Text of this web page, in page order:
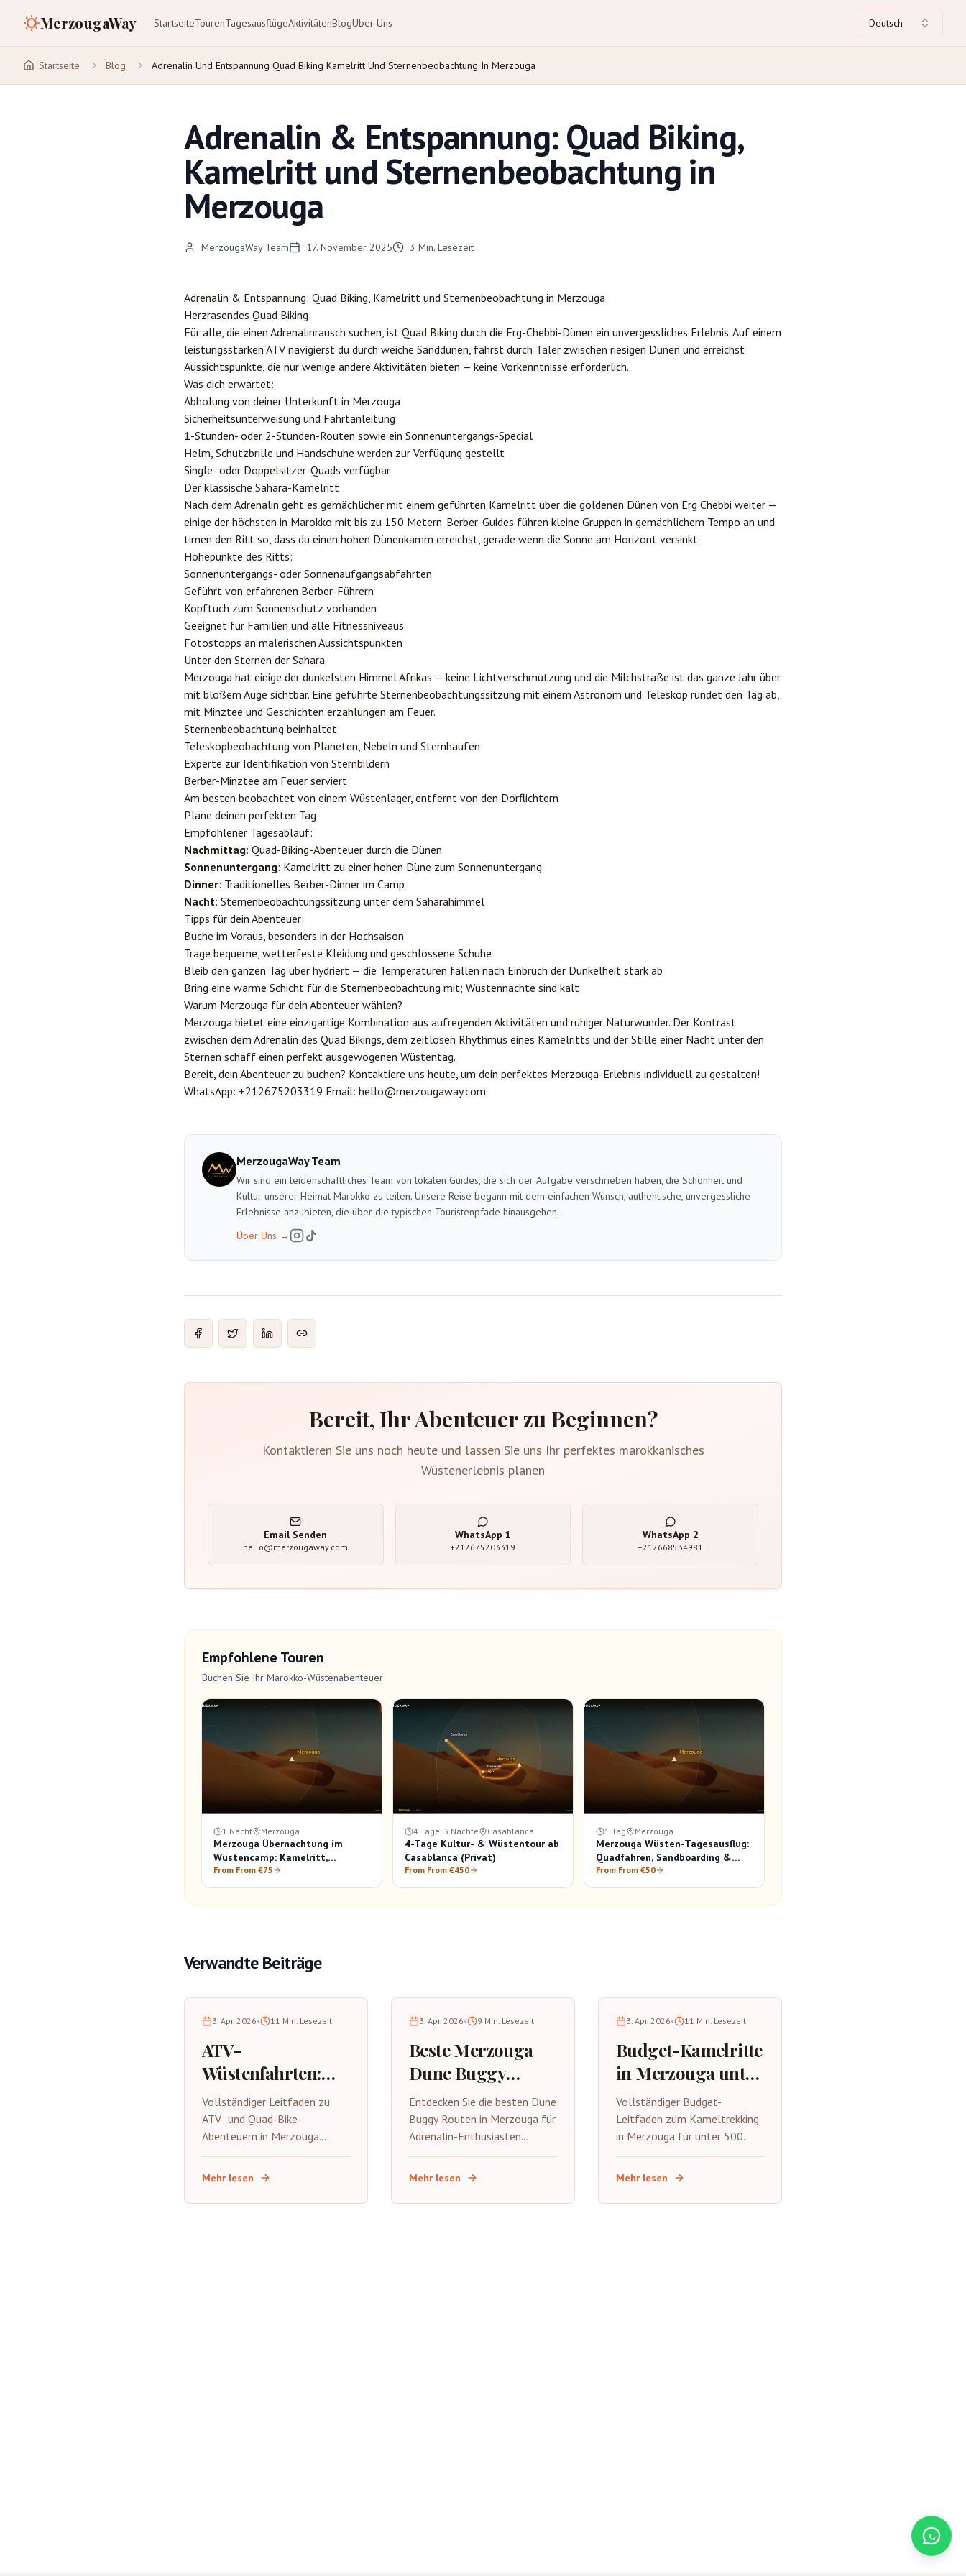
MerzougaWay StartseiteTourenTagesausflügeAktivitätenBlogÜber Uns Deutsch
Startseite Blog Adrenalin Und Entspannung Quad Biking Kamelritt Und Sternenbeobachtung In Merzouga
Adrenalin & Entspannung: Quad Biking,
Kamelritt und Sternenbeobachtung in
Merzouga
MerzougaWay Team 17. November 2025 3 Min. Lesezeit
Adrenalin & Entspannung: Quad Biking, Kamelritt und Sternenbeobachtung in Merzouga
Herzrasendes Quad Biking
Für alle, die einen Adrenalinrausch suchen, ist Quad Biking durch die Erg-Chebbi-Dünen ein unvergessliches Erlebnis. Auf einem
leistungsstarken ATV navigierst du durch weiche Sanddünen, fährst durch Täler zwischen riesigen Dünen und erreichst
Aussichtspunkte, die nur wenige andere Aktivitäten bieten — keine Vorkenntnisse erforderlich.
Was dich erwartet:
Abholung von deiner Unterkunft in Merzouga
Sicherheitsunterweisung und Fahrtanleitung
1-Stunden- oder 2-Stunden-Routen sowie ein Sonnenuntergangs-Special
Helm, Schutzbrille und Handschuhe werden zur Verfügung gestellt
Single- oder Doppelsitzer-Quads verfügbar
Der klassische Sahara-Kamelritt
Nach dem Adrenalin geht es gemächlicher mit einem geführten Kamelritt über die goldenen Dünen von Erg Chebbi weiter —
einige der höchsten in Marokko mit bis zu 150 Metern. Berber-Guides führen kleine Gruppen in gemächlichem Tempo an und
timen den Ritt so, dass du einen hohen Dünenkamm erreichst, gerade wenn die Sonne am Horizont versinkt.
Höhepunkte des Ritts:
Sonnenuntergangs- oder Sonnenaufgangsabfahrten
Geführt von erfahrenen Berber-Führern
Kopftuch zum Sonnenschutz vorhanden
Geeignet für Familien und alle Fitnessniveaus
Fotostopps an malerischen Aussichtspunkten
Unter den Sternen der Sahara
Merzouga hat einige der dunkelsten Himmel Afrikas — keine Lichtverschmutzung und die Milchstraße ist das ganze Jahr über
mit bloßem Auge sichtbar. Eine geführte Sternenbeobachtungssitzung mit einem Astronom und Teleskop rundet den Tag ab,
mit Minztee und Geschichten erzählungen am Feuer.
Sternenbeobachtung beinhaltet:
Teleskopbeobachtung von Planeten, Nebeln und Sternhaufen
Experte zur Identifikation von Sternbildern
Berber-Minztee am Feuer serviert
Am besten beobachtet von einem Wüstenlager, entfernt von den Dorflichtern
Plane deinen perfekten Tag
Empfohlener Tagesablauf:
Nachmittag: Quad-Biking-Abenteuer durch die Dünen
Sonnenuntergang: Kamelritt zu einer hohen Düne zum Sonnenuntergang
Dinner: Traditionelles Berber-Dinner im Camp
Nacht: Sternenbeobachtungssitzung unter dem Saharahimmel
Tipps für dein Abenteuer:
Buche im Voraus, besonders in der Hochsaison
Trage bequeme, wetterfeste Kleidung und geschlossene Schuhe
Bleib den ganzen Tag über hydriert — die Temperaturen fallen nach Einbruch der Dunkelheit stark ab
Bring eine warme Schicht für die Sternenbeobachtung mit; Wüstennächte sind kalt
Warum Merzouga für dein Abenteuer wählen?
Merzouga bietet eine einzigartige Kombination aus aufregenden Aktivitäten und ruhiger Naturwunder. Der Kontrast
zwischen dem Adrenalin des Quad Bikings, dem zeitlosen Rhythmus eines Kamelritts und der Stille einer Nacht unter den
Sternen schaff einen perfekt ausgewogenen Wüstentag.
Bereit, dein Abenteuer zu buchen? Kontaktiere uns heute, um dein perfektes Merzouga-Erlebnis individuell zu gestalten!
WhatsApp: +212675203319 Email: hello@merzougaway.com
MerzougaWay Team
Wir sind ein leidenschaftliches Team von lokalen Guides, die sich der Aufgabe verschrieben haben, die Schönheit und
Kultur unserer Heimat Marokko zu teilen. Unsere Reise begann mit dem einfachen Wunsch, authentische, unvergessliche
Erlebnisse anzubieten, die über die typischen Touristenpfade hinausgehen.
Über Uns →
Bereit, Ihr Abenteuer zu Beginnen?
Kontaktieren Sie uns noch heute und lassen Sie uns Ihr perfektes marokkanisches
Wüstenerlebnis planen
Email Senden
hello@merzougaway.com
WhatsApp 1
+212675203319
WhatsApp 2
+212668534981
Empfohlene Touren
Buchen Sie Ihr Marokko-Wüstenabenteuer
1 Nacht Merzouga
Merzouga Übernachtung im
Wüstencamp: Kamelritt,
Abendessen & Sonnenaufgang
From From €75
4 Tage, 3 Nächte Casablanca
4-Tage Kultur- & Wüstentour ab
Casablanca (Privat)
From From €450
1 Tag Merzouga
Merzouga Wüsten-Tagesausflug:
Quadfahren, Sandboarding &
Kamelritt
From From €50
Verwandte Beiträge
3. Apr. 2026• 11 Min. Lesezeit
ATV-
Wüstenfahrten:
Merzougas Wilde
Seite 2026
Vollständiger Leitfaden zu
ATV- und Quad-Bike-
Abenteuern in Merzouga.
Routen, Techniken, Sicherheit,
Ausrüstung, Kosten und wie
Seite der Sahara auf vier
Mehr lesen
3. Apr. 2026• 9 Min. Lesezeit
Beste Merzouga
Dune Buggy
Routen für
Adrenalinjunkies
2026
Entdecken Sie die besten Dune
Buggy Routen in Merzouga für
Adrenalin-Enthusiasten.
Hochgeschwindigkeits-
Wüstenrouten, extremes
spannende
Mehr lesen
3. Apr. 2026• 11 Min. Lesezeit
Budget-Kamelritte
in Merzouga unter
500 MAD 2026
Vollständiger Budget-
Leitfaden zum Kameltrekking
in Merzouga für unter 500
MAD. Die besten
Sparangebote, Geldsparen-
wie Sie die authentische
Mehr lesen